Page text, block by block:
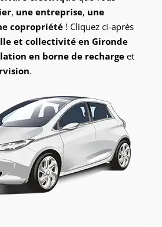
, une entreprise, une
copropriété! Cliquez ci-après
et collectivité en Gironde
en borne de rechargeet
.